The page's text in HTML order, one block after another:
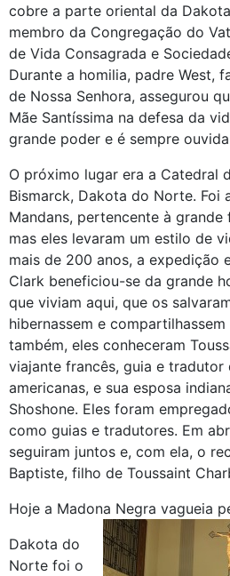
cobre a parte oriental da
membro da Congregação do
de Vida Consagrada e
Durante a homilia, padre West,
de Nossa Senhora, assegurou
Mãe Santíssima na defesa da
grande poder e é sempre
O próximo lugar era a Catedral
Bismarck, Dakota do Norte. Foi
Mandans, pertencente à grande
mas eles levaram um estilo de
mais de 200 anos, a expedição
Clark beneficiou-se da grande
que viviam aqui, que os
hibernassem e
também, eles conheceram
viajante francês, guia e tradutor
americanas, e sua esposa
Shoshone. Eles foram
como guias e tradutores. Em
seguiram juntos e, com ela, o
Baptiste, filho de Toussaint
Hoje a Madona Negra vagueia
Dakota do
Norte foi o